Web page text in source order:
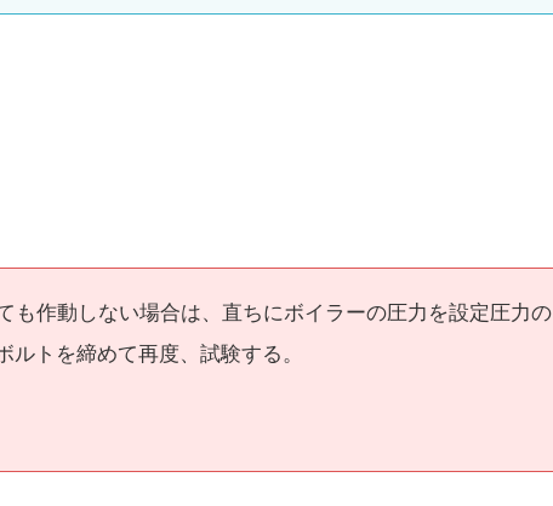
も作動しない場合は、直ちにボイラーの圧力を設定圧力の
ルトを締めて再度、試験する。